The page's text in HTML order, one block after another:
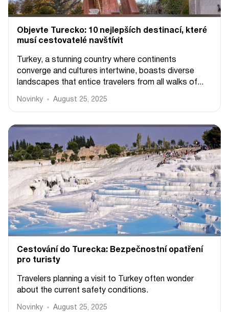
Objevte Turecko: 10 nejlepších destinací, které
musí cestovatelé navštívit
Turkey, a stunning country where continents
converge and cultures intertwine, boasts diverse
landscapes that entice travelers from all walks of...
Novinky August 25, 2025
Cestování do Turecka: Bezpečnostní opatření
pro turisty
Travelers planning a visit to Turkey often wonder
about the current safety conditions.
Novinky August 25, 2025